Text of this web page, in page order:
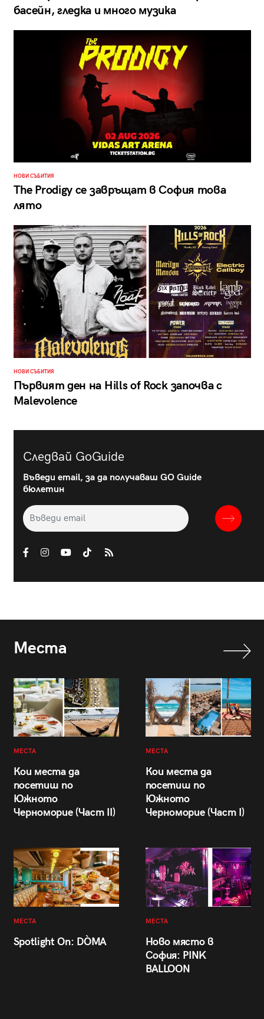
басейн, гледка и много музика
НОВИ СЪБИТИЯ
The Prodigy се завръщат в София това
лято
НОВИ СЪБИТИЯ
Първият ден на Hills of Rock започва с
Malevolence
Следвай GoGuide
Въведи email, за да получаваш GO Guide
бюлетин
Места
МЕСТА
Кои места да
посетиш по
Южното
Черноморие (Част II)
МЕСТА
Кои места да
посетиш по
Южното
Черноморие (Част I)
МЕСТА
Spotlight On: DÒMA
МЕСТА
Ново място в
София: PINK
BALLOON